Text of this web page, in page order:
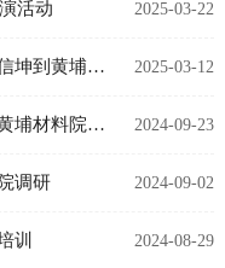
2025-03-22
活动
2025-03-12
黄埔区副区长、新龙镇党委书记黎信坤到黄埔材料院园区调研走访入驻企业代表
2024-09-23
广州市政府办公厅、市场监管局赴黄埔材料院开展主题党日活动
2024-09-02
调研
2024-08-29
训